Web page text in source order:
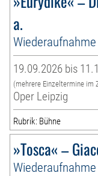
a.
Wiederaufnahme
19.09.2026 bis
(mehrere Einzeltermine im
Oper Leipzig
Rubrik: Bühne
»Tosca« –
Wiederaufnahme